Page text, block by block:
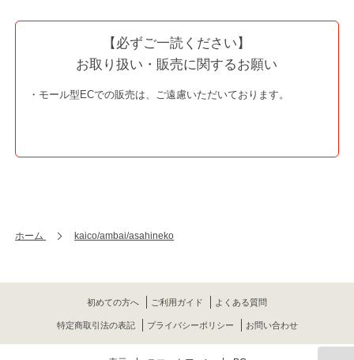
【必ずご一読ください】
お取り扱い・販売に関するお願い
・モール型ECでの販売は、ご遠慮いただいております。
ホーム kaico/ambai/asahineko
初めての方へ ご利用ガイド よくある質問
特定商取引法の表記 プライバシーポリシー お問い合わせ